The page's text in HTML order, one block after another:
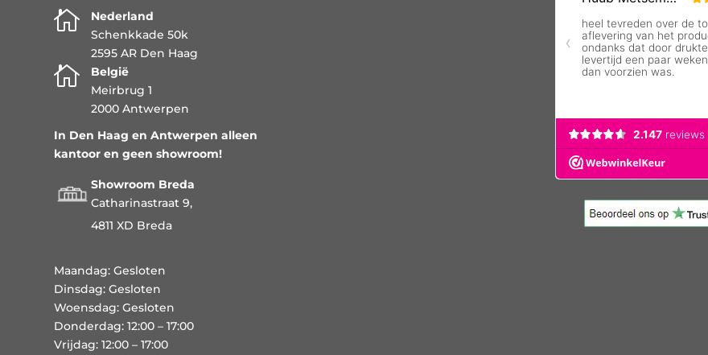

Nederland
Schenkkade 50k
2595 AR Den Haag

België
Meirbrug 1
2000 Antwerpen
In Den Haag en Antwerpen alleen
kantoor en geen showroom!
Showroom Breda
Catharinastraat 9,
4811 XD Breda
Maandag: Gesloten
Dinsdag: Gesloten
Woensdag: Gesloten
Donderdag: 12:00 – 17:00
Vrijdag: 12:00 – 17:00